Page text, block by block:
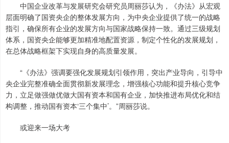
中国企业改革与发展研究会研究员周丽莎认为，《办法》从宏观
层面明确了国资央企的整体发展方向，为中央企业提供了统一的战略
指引，确保所有企业的发展方向与国家战略保持一致。通过三级规划
体系，国资央企能够更加精准地配置资源，制定个性化的发展规划，
在总体战略框架下实现自身的高质量发展。
“《办法》强调要强化发展规划引领作用，突出产业导向，引导中
央企业完整准确全面贯彻新发展理念，增强核心功能和提升核心竞争
力，立足做强做优做大国有资本和国有企业，加快推进布局优化和结
构调整，推动国有资本‘三个集中’。”周丽莎说。
或迎来一场大考